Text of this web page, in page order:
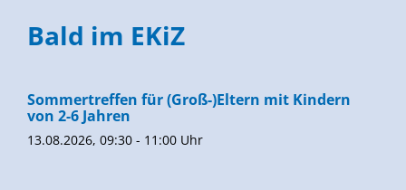
Bald im EKiZ
Sommertreffen für (Groß-)Eltern mit Kindern
von 2-6 Jahren
13.08.2026, 09:30 - 11:00 Uhr